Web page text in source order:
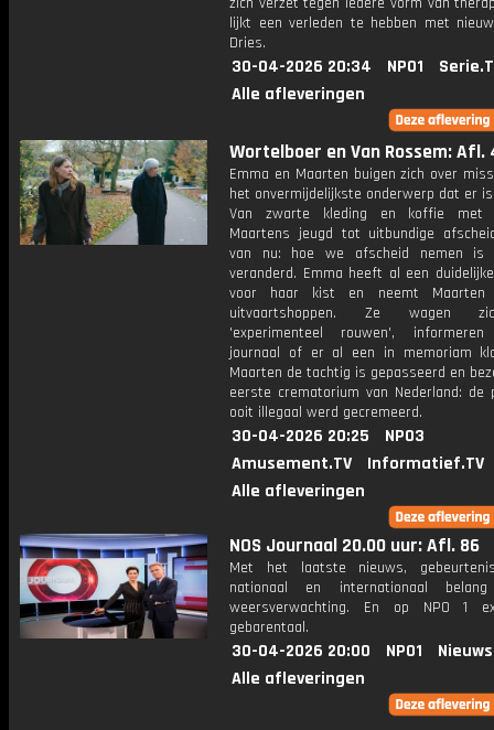
lijkt een verleden te hebben met
Dries.
30-04-2026 20:34 NPO1
Alle afleveringen
Wortelboer en Van Rossem: Afl.
Emma en Maarten buigen zich over
het onvermijdelijkste onderwerp dat er
Van zwarte kleding en koffie met
Maartens jeugd tot uitbundige
van nu: hoe we afscheid nemen is
veranderd. Emma heeft al een
voor haar kist en neemt Maarten
uitvaartshoppen. Ze wagen
'experimenteel rouwen',
journaal of er al een in memoriam
Maarten de tachtig is gepasseerd en
eerste crematorium van Nederland: de
ooit illegaal werd gecremeerd.
30-04-2026 20:25
NPO3
Amusement.TV
Informatief.TV
Alle afleveringen
NOS Journaal 20.00 uur: Afl. 86
Met het laatste nieuws,
nationaal en internationaal
weersverwachting. En op NPO 1
gebarentaal.
30-04-2026 20:00 NPO1
Alle afleveringen